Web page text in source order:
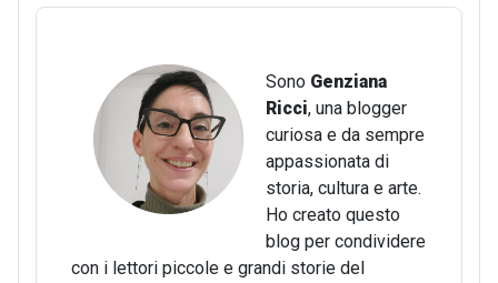
Sono Genziana
Ricci, una blogger
curiosa e da sempre
appassionata di
storia, cultura e arte.
Ho creato questo
blog per condividere
con i lettori piccole e grandi storie del